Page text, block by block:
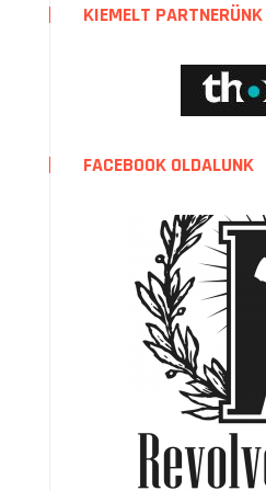
KIEMELT PARTNERÜNK
FACEBOOK OLDALUNK